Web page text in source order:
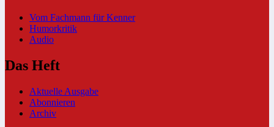
Vom Fachmann für Kenner
Humorkritik
Audio
Das Heft
Aktuelle Ausgabe
Abonnieren
Archiv